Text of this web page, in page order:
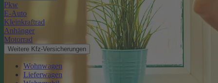
Pkw
E-Auto
Kleinkraftrad
Anhänger
Motorrad
Weitere Kfz-Versicherungen
Wohnwagen
Lieferwagen